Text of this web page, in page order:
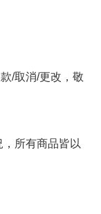
/取消/更改，敬
所有商品皆以